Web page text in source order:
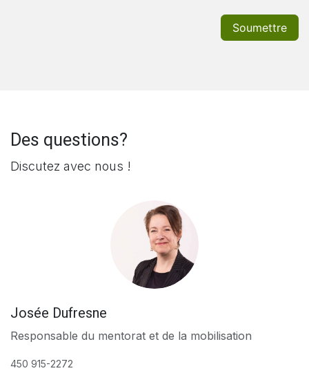
Soumettre
Des questions?
Discutez avec nous !
Josée Dufresne
Responsable du mentorat et de la mobilisation
450 915-2272